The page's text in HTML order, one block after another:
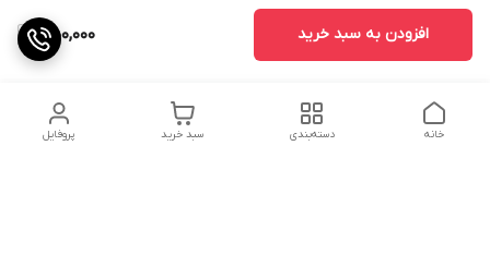
450,000 افزودن به سبد خرید
پروفایل سبد خرید دسته‌بندی خانه